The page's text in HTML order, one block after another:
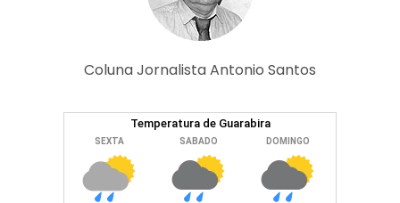
Coluna Jornalista Antonio Santos